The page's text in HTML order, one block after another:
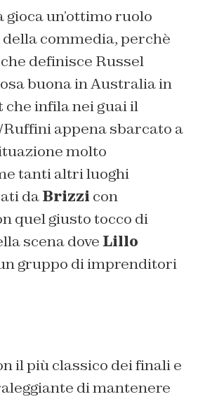
gioca un’ottimo ruolo
commedia, perchè
definisce Russel
buona in Australia in
che infila nei guai il
appena sbarcato a
molto
tanti altri luoghi
daBrizzi con
quel giusto tocco di
scena dove Lillo
gruppo di imprenditori
il più classico dei finali e
di mantenere